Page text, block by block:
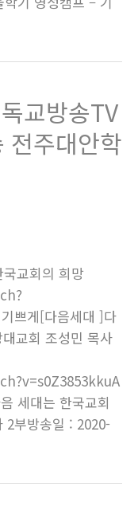
교방송TV
전주대안학
교회의 희망
쁘게[다음세대 ]다
교회 조성민 목사
세대는 한국교회
2부방송일 : 2020-